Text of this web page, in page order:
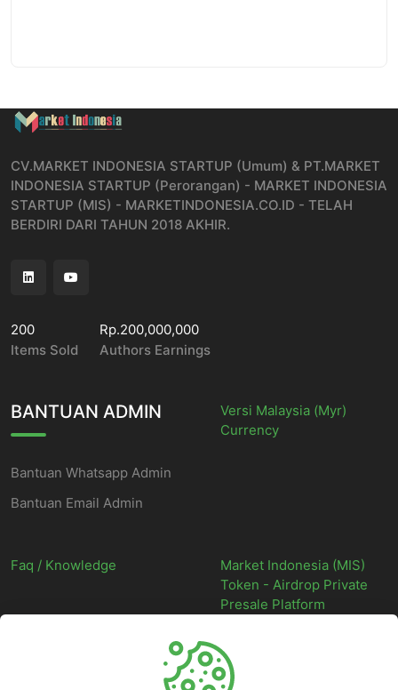
CV.MARKET INDONESIA STARTUP (Umum) & PT.MARKET
INDONESIA STARTUP (Perorangan) - MARKET INDONESIA
STARTUP (MIS) - MARKETINDONESIA.CO.ID - TELAH
BERDIRI DARI TAHUN 2018 AKHIR.
200
Items Sold
Rp.200,000,000
Authors Earnings
BANTUAN ADMIN
Bantuan Whatsapp Admin
Bantuan Email Admin
Versi Malaysia (Myr)
Currency
Faq / Knowledge
Market Indonesia (MIS)
Token - Airdrop Private
Presale Platform
Terpercaya - All rights reserved.